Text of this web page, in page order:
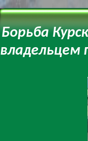
Борьба
владельцем